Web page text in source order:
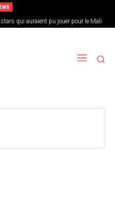
qui auraient pu jouer pour le Mali